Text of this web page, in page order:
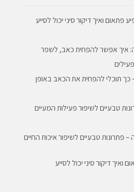
ואיך דיקור סיני יכול לסייע
איך אפשר להפחית כאב, לשפר
כך תוכלי להפחית את הכאב באופן
טבעיים לשיפור פעילות המעיים
פתרונות טבעיים לשיפור איכות החיים
דיקור סיני יכול לסייע